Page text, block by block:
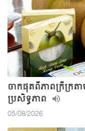
ចាកផុតពីភាពក្រីក្រត
ប្រសិទ្ធភាព
05/08/2026